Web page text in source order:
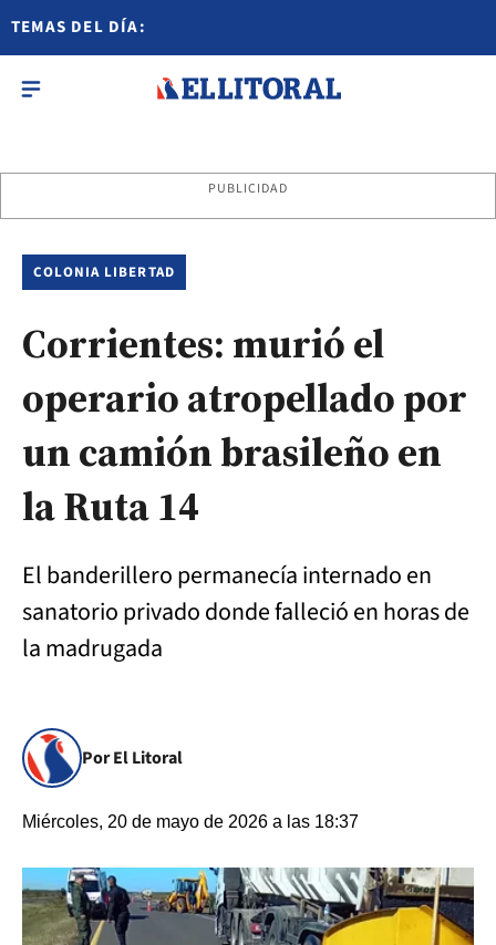
TEMAS DEL DÍA:
PUBLICIDAD
COLONIA LIBERTAD
Corrientes: murió el
operario atropellado por
un camión brasileño en
la Ruta 14
El banderillero permanecía internado en
sanatorio privado donde falleció en horas de
la madrugada
Por El Litoral
Miércoles, 20 de mayo de 2026 a las 18:37